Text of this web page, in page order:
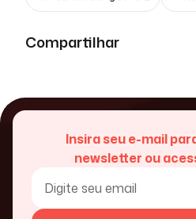
Compartilhar
Insira seu e-mail
newsletter ou